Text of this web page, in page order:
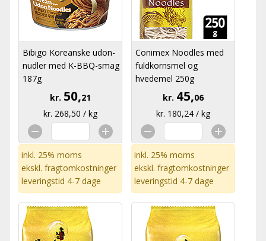
Bibigo Koreanske udon-
nudler med K-BBQ-smag
187g
kr. 50,21
kr. 268,50 / kg
inkl. 25% moms
ekskl. fragtomkostninger
leveringstid 4-7 dage
Conimex Noodles med
fuldkornsmel og
hvedemel 250g
kr. 45,06
kr. 180,24 / kg
inkl. 25% moms
ekskl. fragtomkostninger
leveringstid 4-7 dage